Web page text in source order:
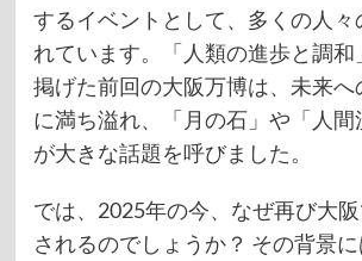
するイベントとして、多くの人々
れています。「人類の進歩と調和
掲げた前回の大阪万博は、未来へ
に満ち溢れ、「月の石」や「人
が大きな話題を呼びました。
では、2025年の今、なぜ再び大
されるのでしょうか？ その背景